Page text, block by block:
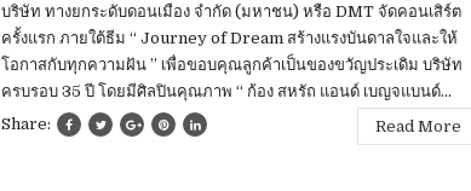
บริษัท ทางยกระดับดอนเมือง จำกัด (มหาชน) หรือ DMT จัดคอนเสิร์ต
ครั้งแรก ภายใต้ธีม “ Journey of Dream สร้างแรงบันดาลใจและให้
โอกาสกับทุกความฝัน ” เพื่อขอบคุณลูกค้าเป็นของขวัญประเดิม บริษัท
ครบรอบ 35 ปี โดยมีศิลปินคุณภาพ “ ก้อง สหรัถ แอนด์ เบญจแบนด์...
Share:
Read More